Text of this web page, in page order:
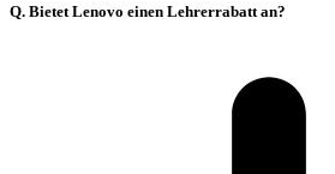
Q. Bietet Lenovo einen Lehrerrabatt an?